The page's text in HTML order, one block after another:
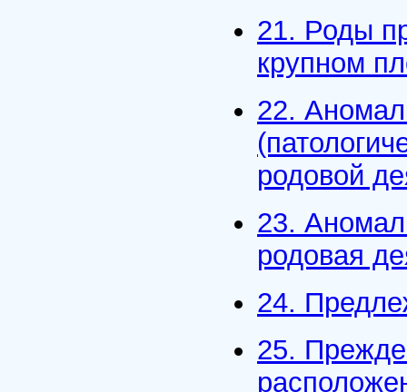
21. Роды
крупном
22.
родовой
23.
родовая
24.
25.